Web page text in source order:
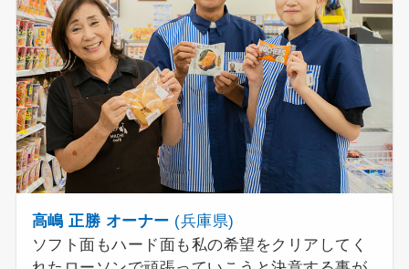
高嶋 正勝 オーナー (兵庫県)
ソフト面もハード面も私の希望をクリアしてく